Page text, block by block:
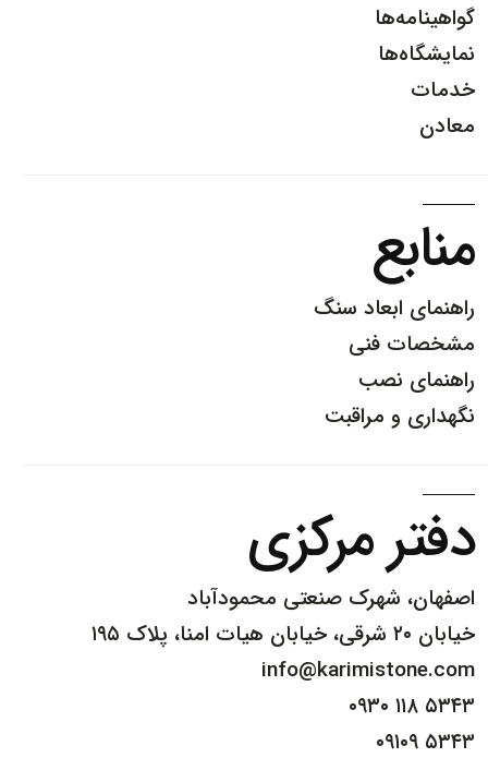
گواهینامه‌ها
نمایشگاه‌ها
خدمات
معادن
منابع
راهنمای ابعاد سنگ
مشخصات فنی
راهنمای نصب
نگهداری و مراقبت
دفتر مرکزی
اصفهان، شهرک صنعتی محمودآباد
خیابان ۲۰ شرقی، خیابان هیات امنا، پلاک ۱۹۵
info@karimistone.com
۰۹۳۰ ۱۱۸ ۵۳۴۳
۰۹۱۰۹ ۵۳۴۳